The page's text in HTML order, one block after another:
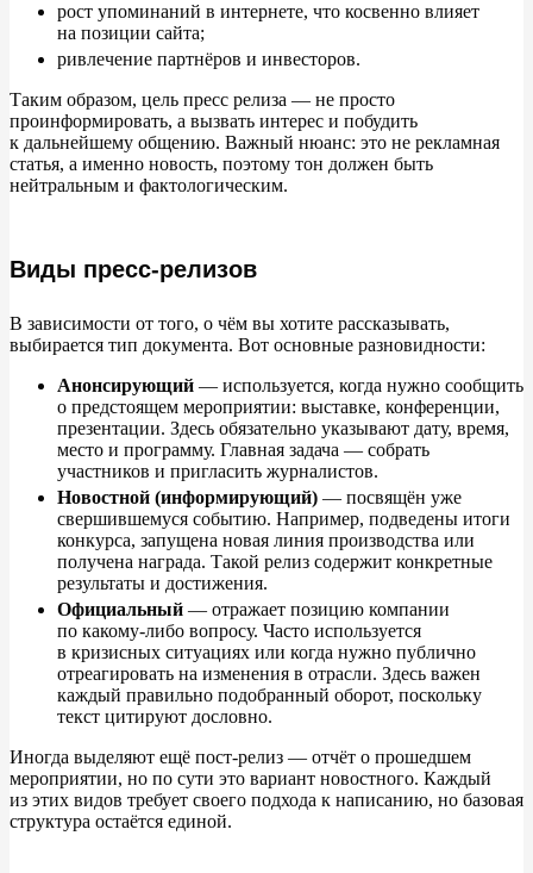
рост упоминаний в интернете, что косвенно влияет
на позиции сайта;
ривлечение партнёров и инвесторов.
Таким образом, цель пресс релиза — не просто
проинформировать, а вызвать интерес и побудить
к дальнейшему общению. Важный нюанс: это не рекламная
статья, а именно новость, поэтому тон должен быть
нейтральным и фактологическим.
Виды пресс-релизов
В зависимости от того, о чём вы хотите рассказывать,
выбирается тип документа. Вот основные разновидности:
Анонсирующий — используется, когда нужно сообщить
о предстоящем мероприятии: выставке, конференции,
презентации. Здесь обязательно указывают дату, время,
место и программу. Главная задача — собрать
участников и пригласить журналистов.
Новостной (информирующий) — посвящён уже
свершившемуся событию. Например, подведены итоги
конкурса, запущена новая линия производства или
получена награда. Такой релиз содержит конкретные
результаты и достижения.
Официальный — отражает позицию компании
по какому-либо вопросу. Часто используется
в кризисных ситуациях или когда нужно публично
отреагировать на изменения в отрасли. Здесь важен
каждый правильно подобранный оборот, поскольку
текст цитируют дословно.
Иногда выделяют ещё пост-релиз — отчёт о прошедшем
мероприятии, но по сути это вариант новостного. Каждый
из этих видов требует своего подхода к написанию, но базовая
структура остаётся единой.